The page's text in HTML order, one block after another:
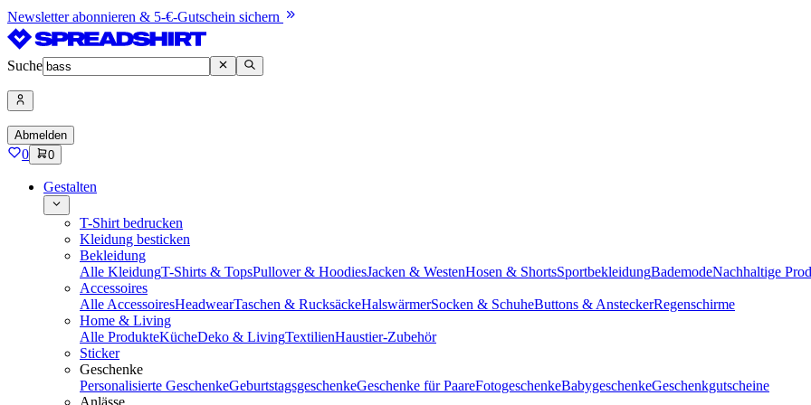
Newsletter abonnieren & 5-€-Gutschein sichern
Suche
Abmelden
0 0
Gestalten
T-Shirt bedrucken
Kleidung besticken
Bekleidung
Alle KleidungT-Shirts & TopsPullover & HoodiesJacken & WestenHosen & ShortsSportbekleidungBademodeNachhaltige
Accessoires
Alle AccessoiresHeadwearTaschen & RucksäckeHalswärmerSocken & SchuheButtons & AnsteckerRegenschirme
Home & Living
Alle ProdukteKücheDeko & LivingTextilienHaustier-Zubehör
Sticker
Geschenke
Personalisierte GeschenkeGeburtstagsgeschenkeGeschenke für PaareFotogeschenkeBabygeschenkeGeschenkgutscheine